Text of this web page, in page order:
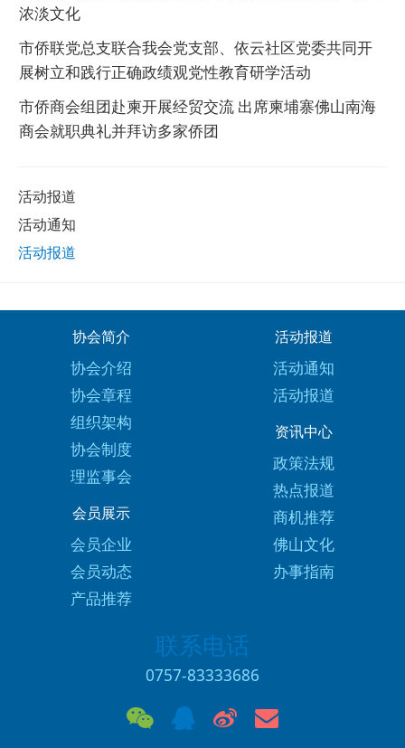
浓淡文化
市侨联党总支联合我会党支部、依云社区党委共同开
展树立和践行正确政绩观党性教育研学活动
市侨商会组团赴柬开展经贸交流 出席柬埔寨佛山南海
商会就职典礼并拜访多家侨团
活动报道
活动通知
活动报道
协会简介
协会介绍
协会章程
组织架构
协会制度
理监事会
活动报道
活动通知
活动报道
资讯中心
政策法规
热点报道
商机推荐
佛山文化
办事指南
会员展示
会员企业
会员动态
产品推荐
联系电话
0757-83333686